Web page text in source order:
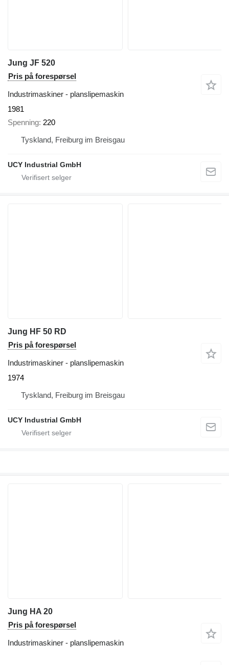
Jung JF 520
Pris på forespørsel
Industrimaskiner - planslipemaskin
1981
Spenning 220
Tyskland, Freiburg im Breisgau
UCY Industrial GmbH
Jung HF 50 RD
Pris på forespørsel
Industrimaskiner - planslipemaskin
1974
Tyskland, Freiburg im Breisgau
UCY Industrial GmbH
Jung HA 20
Pris på forespørsel
Industrimaskiner - planslipemaskin